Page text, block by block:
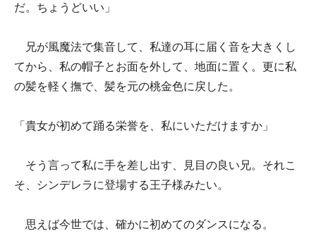
だ。ちょうどいい」
兄が風魔法で集音して、私達の耳に届く音を大きくし
てから、私の帽子とお面を外して、地面に置く。更に私
の髪を軽く撫で、髪を元の桃金色に戻した。
「貴女が初めて踊る栄誉を、私にいただけますか」
そう言って私に手を差し出す、見目の良い兄。それこ
そ、シンデレラに登場する王子様みたい。
思えば今世では、確かに初めてのダンスになる。